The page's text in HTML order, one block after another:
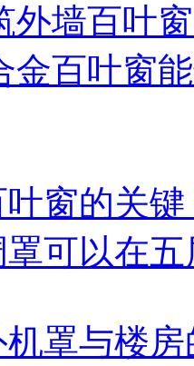
外墙百叶
金百叶窗
窗的关键
罩可以在
罩与楼